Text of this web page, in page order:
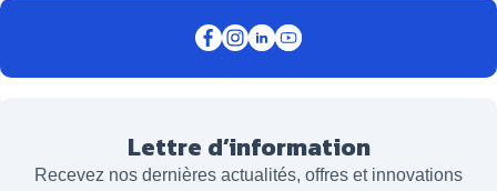
Lettre d’information
Recevez nos dernières actualités, offres et innovations